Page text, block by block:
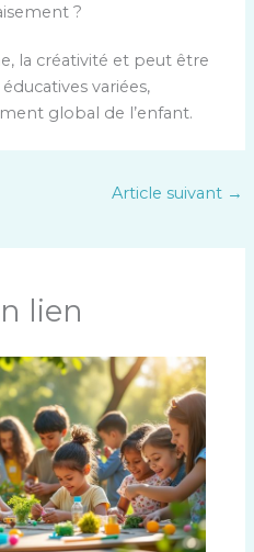
?
la créativité et peut être
variées,
global de l’enfant.
Article suivant →
lien